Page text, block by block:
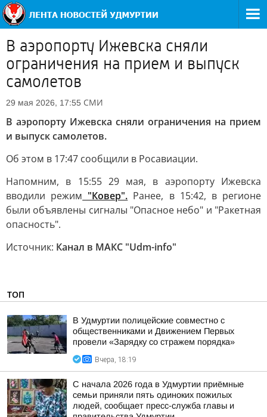
В аэропорту Ижевска сняли
ограничения на прием и выпуск
самолетов
29 мая 2026, 17:55 СМИ
В аэропорту Ижевска сняли ограничения на прием
и выпуск самолетов.
Об этом в 17:47 сообщили в Росавиации.
Напомним, в 15:55 29 мая, в аэропорту Ижевска
вводили режим "Ковер". Ранее, в 15:42, в регионе
были объявлены сигналы "Опасное небо" и "Ракетная
опасность".
Источник: Канал в МАКС "Udm-info"
ТОП
В Удмуртии полицейские совместно с
общественниками и Движением Первых
провели «Зарядку со стражем порядка»
Вчера, 18:19
С начала 2026 года в Удмуртии приёмные
семьи приняли пять одиноких пожилых
людей, сообщает пресс-служба главы и